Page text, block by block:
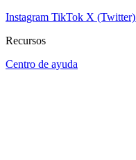
Instagram TikTok X (Twitter)
Recursos
Centro de ayuda